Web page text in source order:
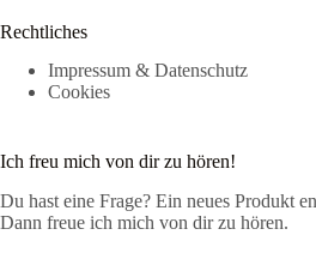
Rechtliches
Impressum & Datenschutz
Cookies
Ich freu mich von dir zu hören!
Du hast eine Frage? Ein neues Produkt
Dann freue ich mich von dir zu hören.